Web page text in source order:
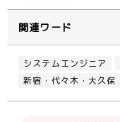
関連ワード
システムエンジニア
新宿・代々木・大久保